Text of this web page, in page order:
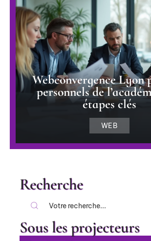
Webconvergence Lyon
personnels de
étapes clés
WEB
Recherche
Sous les projecteurs